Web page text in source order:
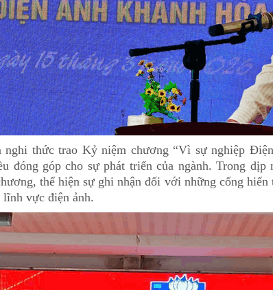
thức trao Kỷ niệm chương “Vì sự nghiệp
đóng góp cho sự phát triển của ngành. Trong
thể hiện sự ghi nhận đối với những cống hiến
vực điện ảnh.